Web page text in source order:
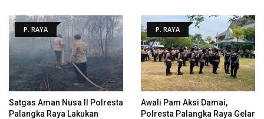
P. RAYA
Satgas Aman Nusa II Polresta
Palangka Raya Lakukan
P. RAYA
Awali Pam Aksi Damai,
Polresta Palangka Raya Gelar